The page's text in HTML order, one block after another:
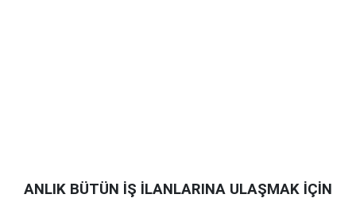
ANLIK BÜTÜN İŞ İLANLARINA ULAŞMAK İÇİN